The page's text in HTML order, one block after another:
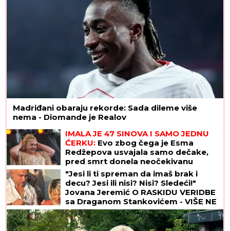
Madriđani obaraju rekorde: Sada dileme više
nema - Diomande je Realov
IMALA JE 47 SINOVA I SAMO JEDNU
ĆERKU: Evo zbog čega je Esma
Redžepova usvajala samo dečake,
pred smrt donela neočekivanu
odluku
"Jesi li ti spreman da imaš brak i
decu? Jesi ili nisi? Nisi? Sledeći!"
Jovana Jeremić O RASKIDU VERIDBE
sa Draganom Stankovićem - VIŠE NE
PONAVLJA ISTE GREŠKE!